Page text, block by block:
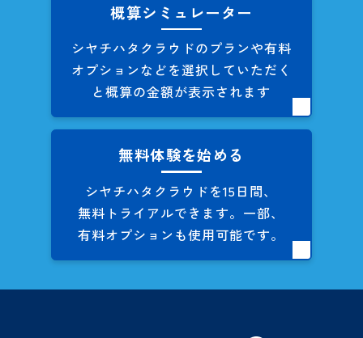
概算シミュレーター
シヤチハタクラウドのプランや有料
オプションなどを選択していただく
と概算の金額が表示されます
無料体験を始める
シヤチハタクラウドを15日間、
無料トライアルできます。 一部、
有料オプションも使用可能です。